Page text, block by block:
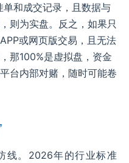
单和成交记录，且数据与
则为实盘。反之，如果只
或网页版交易，且无法
那100%是虚拟盘，资金
台内部对赌，随时可能卷
线。2026年的行业标准